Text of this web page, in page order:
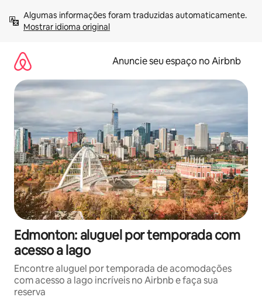
para
Mostrar idioma original
Anuncie seu espaço no Airbnb
Edmonton: aluguel por temporada com
acesso a lago
Encontre aluguel por temporada de acomodações
com acesso a lago incríveis no Airbnb e faça sua
reserva